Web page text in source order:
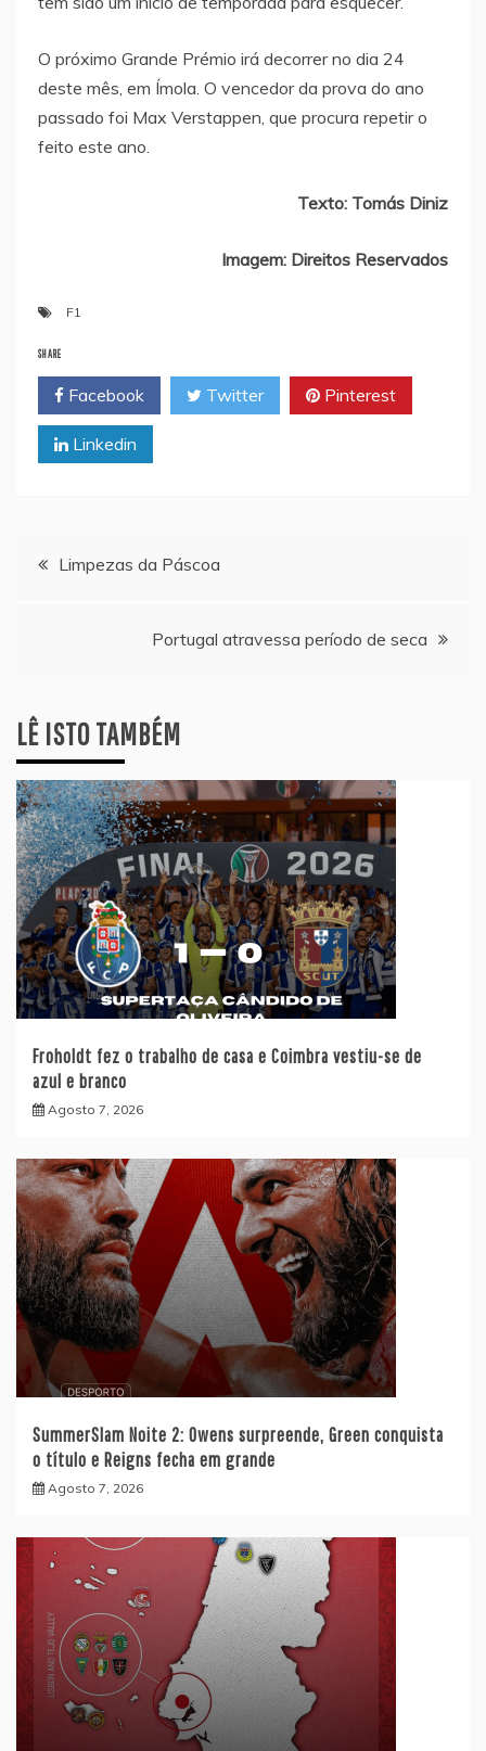
O próximo Grande Prémio irá decorrer no dia 24
deste mês, em Ímola. O vencedor da prova do ano
passado foi Max Verstappen, que procura repetir o
feito este ano.
Texto: Tomás Diniz
Imagem: Direitos Reservados
F1
SHARE
Facebook Twitter Pinterest
Linkedin
Navegação
Limpezas da Páscoa
Portugal atravessa período de seca
LÊ ISTO TAMBÉM
Froholdt fez o trabalho de casa e Coimbra vestiu-se de
azul e branco
Agosto 7, 2026
SummerSlam Noite 2: Owens surpreende, Green conquista
o título e Reigns fecha em grande
Agosto 7, 2026